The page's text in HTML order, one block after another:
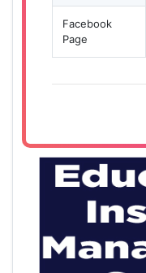
Facebook
Page